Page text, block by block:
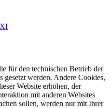
für den technischen Betrieb der
gesetzt werden. Andere Cookies,
Website erhöhen, der
mit anderen Websites
sollen, werden nur mit Ihrer